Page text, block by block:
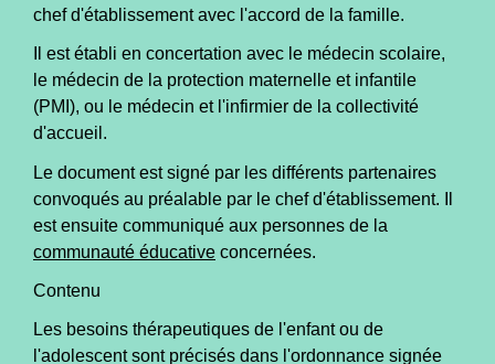
chef d'établissement avec l'accord de la famille.
Il est établi en concertation avec le médecin scolaire,
le médecin de la protection maternelle et infantile
(PMI), ou le médecin et l'infirmier de la collectivité
d'accueil.
Le document est signé par les différents partenaires
convoqués au préalable par le chef d'établissement. Il
est ensuite communiqué aux personnes de la
communauté éducative concernées.
Contenu
Les besoins thérapeutiques de l'enfant ou de
l'adolescent sont précisés dans l'ordonnance signée